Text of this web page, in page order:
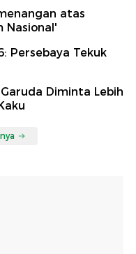
atas
Nasional'
Persebaya Tekuk
Diminta Lebih